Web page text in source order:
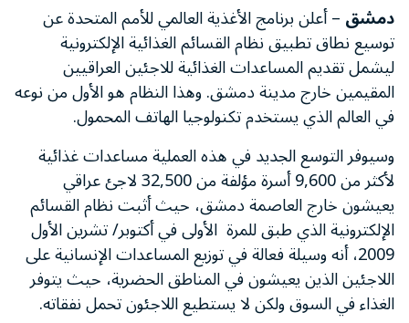
دمشق– أعلن برنامج الأغذية العالمي للأمم المتحدة عن
توسيع نطاق تطبيق نظام القسائم الغذائية الإلكترونية
ليشمل تقديم المساعدات الغذائية للاجئين العراقيين
المقيمين خارج مدينة دمشق. وهذا النظام هو الأول من نوعه
في العالم الذي يستخدم تكنولوجيا الهاتف المحمول.
وسيوفر التوسع الجديد في هذه العملية مساعدات غذائية
لأكثر من 9,600 أسرة مؤلفة من 32,500 لاجئ عراقي
يعيشون خارج العاصمة دمشق، حيث أثبت نظام القسائم
الإلكترونية الذي طبق للمرة الأولى في أكتوبر/ تشرين الأول
2009، أنه وسيلة فعالة في توزيع المساعدات الإنسانية على
اللاجئين الذين يعيشون في المناطق الحضرية، حيث يتوفر
الغذاء في السوق ولكن لا يستطيع اللاجئون تحمل نفقاته.